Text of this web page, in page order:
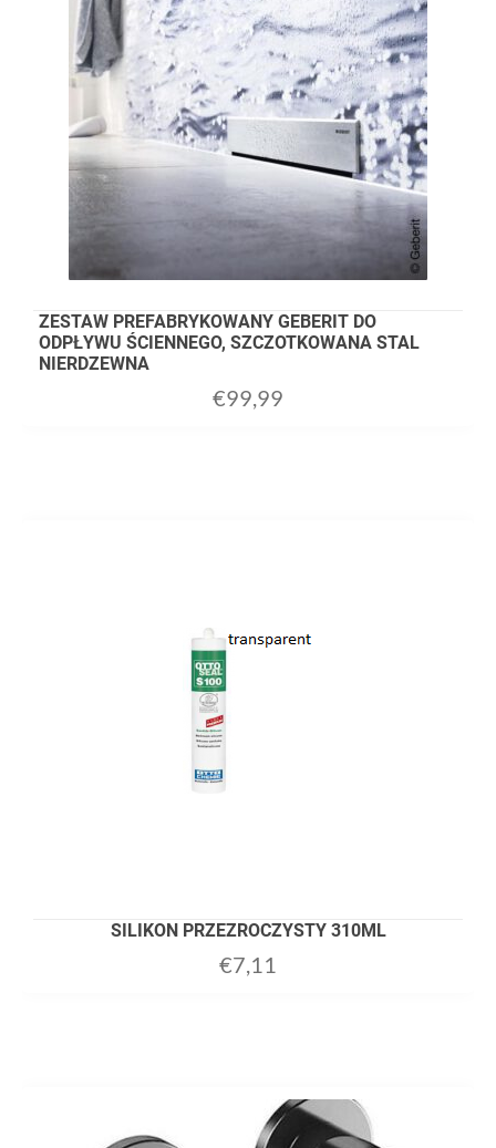
ZESTAW PREFABRYKOWANY GEBERIT DO
ODPŁYWU ŚCIENNEGO, SZCZOTKOWANA STAL
NIERDZEWNA
€99,99
SILIKON PRZEZROCZYSTY 310ML
€7,11